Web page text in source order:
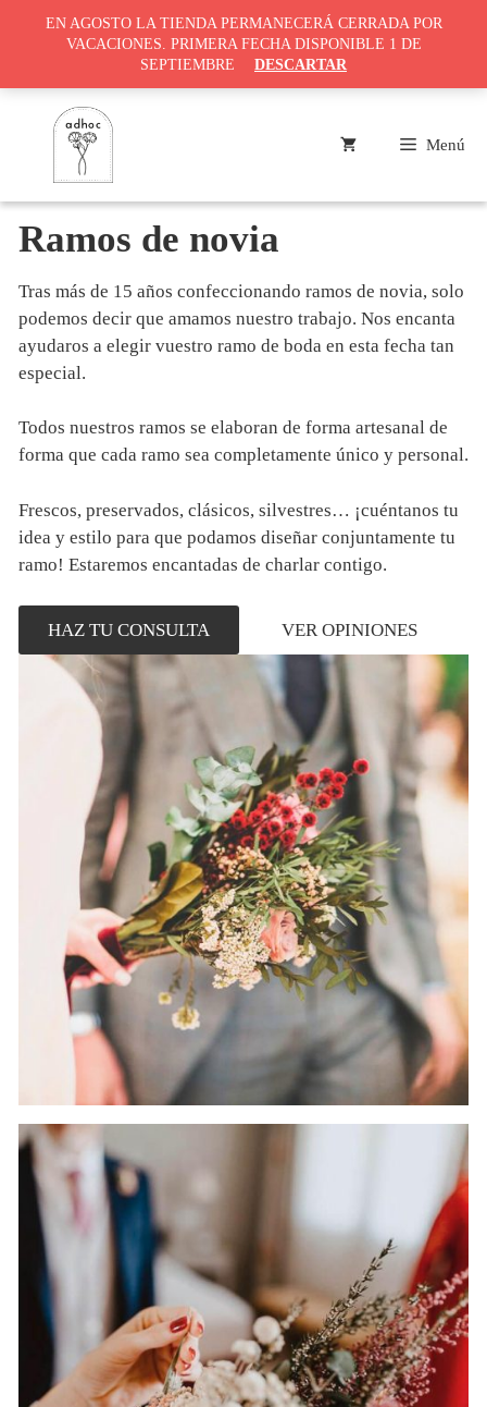
EN AGOSTO LA TIENDA PERMANECERÁ CERRADA POR
VACACIONES. PRIMERA FECHA DISPONIBLE 1 DE
SEPTIEMBRE
DESCARTAR
contenido
Menú
Ramos de novia
Tras más de 15 años confeccionando ramos de novia, solo
podemos decir que amamos nuestro trabajo. Nos encanta
ayudaros a elegir vuestro ramo de boda en esta fecha tan
especial.
Todos nuestros ramos se elaboran de forma artesanal de
forma que cada ramo sea completamente único y personal.
Frescos, preservados, clásicos, silvestres… ¡cuéntanos tu
idea y estilo para que podamos diseñar conjuntamente tu
ramo! Estaremos encantadas de charlar contigo.
HAZ TU CONSULTA VER OPINIONES